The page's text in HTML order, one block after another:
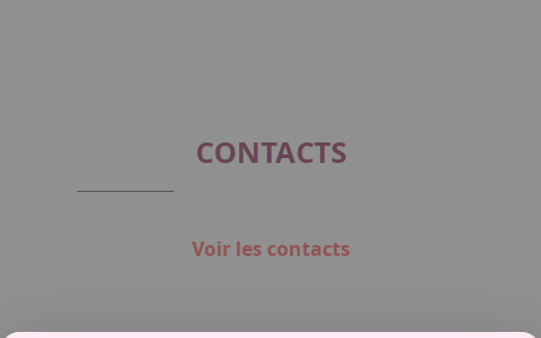
CONTACTS
Voir les contacts